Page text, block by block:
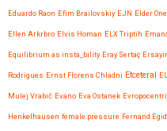
Eduardo Raon Efim Brailovskiy EJN Elder
Ellen Arkrbro Elvis Homan ELX Triptih
Equilibrium as insta_bility Eray Sertaç
Rodrigues Ernst Florens Chladni Etceteral
Mulej Vrabič Evano Eva Ostanek
Henkelhausen female:pressure Fernand Egid